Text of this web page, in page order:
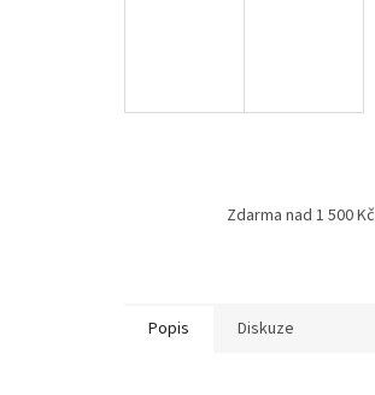
Zdarma nad 1 500 Kč
Popis Diskuze